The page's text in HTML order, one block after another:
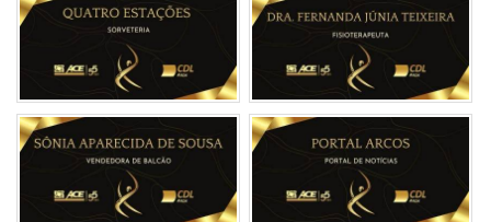
QUATRO ESTAÇÕES CELEBRA 30 ANOS DE
HISTÓRIA COM EVENTO ESP...
No dia 02 de setembro de 2025, a Sorvetes Quatro Estações
sopra as velinhas de uma trajetória deliciosa: 30 anos
transformando sabor em memórias. O que começ...
11